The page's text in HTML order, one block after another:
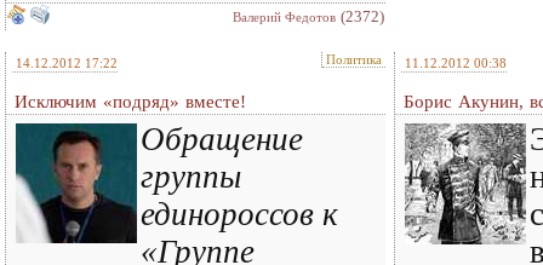
Валерий Федотов (2372)
14.12.2012 17:22 Политика
Исключим «подряд» вместе!
Обращение
группы
единороссов к
«Группе
11.12.2012 00:38
Борис Акунин,